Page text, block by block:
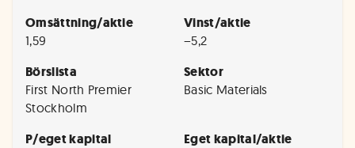
Omsättning/aktie
1,59
Vinst/aktie
−5,2
Börslista
First North Premier
Stockholm
Sektor
Basic Materials
P/eget kapital Eget kapital/aktie